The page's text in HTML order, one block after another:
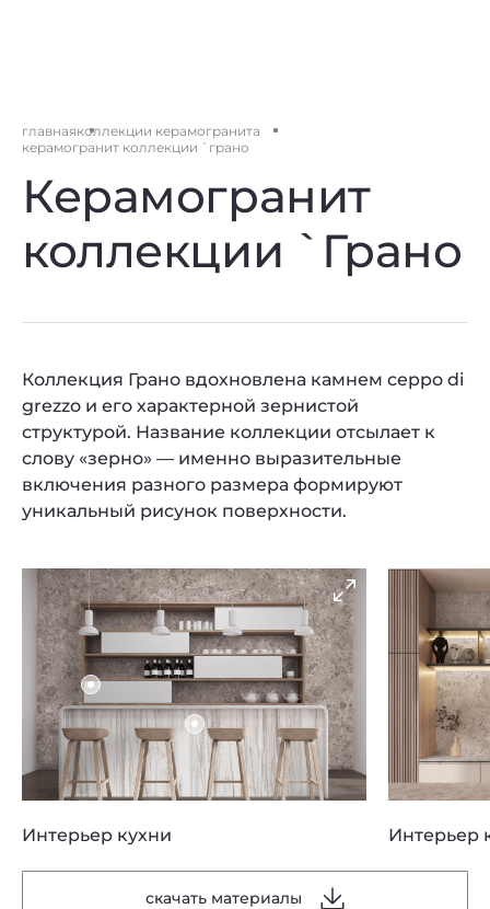
главнаяколлекции керамогранита
керамогранит коллекции `грано
Керамогранит
коллекции `Грано
Коллекция Грано вдохновлена камнем ceppo di
grezzo и его характерной зернистой
структурой. Название коллекции отсылает к
слову «зерно» — именно выразительные
включения разного размера формируют
уникальный рисунок поверхности.
Интерьер кухни Интерьер
скачать материалы